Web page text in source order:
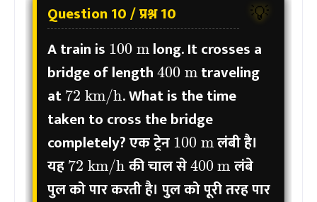
💡
Question 10 / प्रश्न 10
A train is
100m
long. It crosses a
bridge of length
400m
traveling
at
72km/h
. What is the time
taken to cross the bridge
completely?एक ट्रेन
100m
लंबी है।
यह
72km/h
की चाल से
400m
लंबे
पुल को पार करती है। पुल को पूरी तरह पार